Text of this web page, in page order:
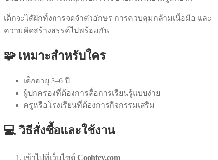
เด็กจะได้ฝึกทั้งการจดจำตัวอักษร การควบคุมกล้ามเนื้อมือ และ
ความคิดสร้างสรรค์ไปพร้อมกัน
🧩 เหมาะสำหรับใคร
เด็กอายุ 3–6 ปี
ผู้ปกครองที่ต้องการสื่อการเรียนรู้แบบง่าย
ครูหรือโรงเรียนที่ต้องการกิจกรรมเสริม
💻 วิธีสั่งซื้อและใช้งาน
เข้าไปที่เว็บไซต์ Coohfey.com